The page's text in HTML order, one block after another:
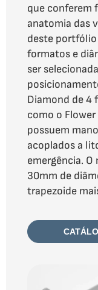
que conferem
anatomia das
deste
formatos e
ser
Diamond de 4
como o
possuem
acoplados a
emergência.
30mm de
trapezoide